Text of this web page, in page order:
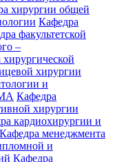
хирургии общей
Кафедра
факультетской
–
хирургии
и
Кафедра
хирургии
кардиохирургии и
Кафедра менеджмента
и
Кафедра